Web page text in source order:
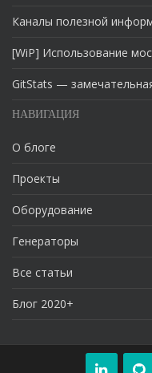
Каналы полезной
[WiP] Использование
GitStats —
НАВИГАЦИЯ
О блоге
Проекты
Оборудование
Генераторы
Все статьи
Блог 2020+